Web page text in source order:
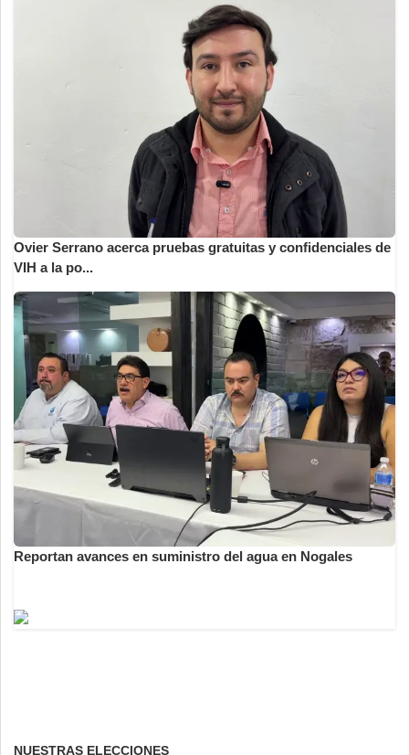
Ovier Serrano acerca pruebas gratuitas y confidenciales de
VIH a la po...
Reportan avances en suministro del agua en Nogales
NUESTRAS ELECCIONES